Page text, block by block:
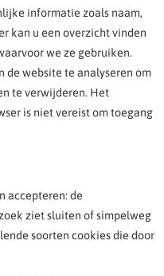
informatie zoals naam,
kan u een overzicht vinden
we ze gebruiken.
de website te analyseren om
te verwijderen. Het
is niet vereist om toegang
accepteren: de
ziet sluiten of simpelweg
soorten cookies die door